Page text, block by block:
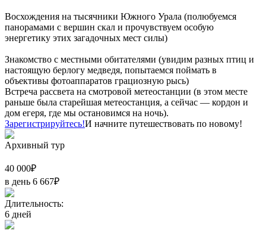
Восхождения на тысячники Южного Урала (полюбуемся
панорамами с вершин скал и прочувствуем особую
энергетику этих загадочных мест силы)
Знакомство с местными обитателями (увидим разных птиц и
настоящую берлогу медведя, попытаемся поймать в
объективы фотоаппаратов грациозную рысь)
Встреча рассвета на смотровой метеостанции (в этом месте
раньше была старейшая метеостанция, а сейчас — кордон и
дом егеря, где мы остановимся на ночь).
Зарегистрируйтесь!И начните путешествовать по новому!
Архивный тур
40 000₽
в день 6 667₽
Длительность:
6 дней